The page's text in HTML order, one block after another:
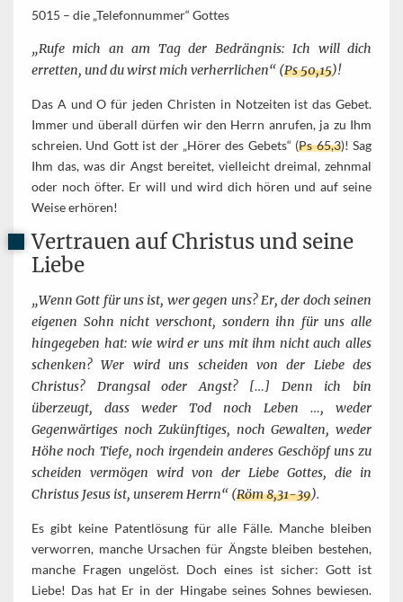
5015 – die „Telefonnummer“ Gottes
„Rufe mich an am Tag der Bedrängnis: Ich will dich
erretten, und du wirst mich verherrlichen“ (Ps 50,15)!
Das A und O für jeden Christen in Notzeiten ist das Gebet.
Immer und überall dürfen wir den Herrn anrufen, ja zu Ihm
schreien. Und Gott ist der „Hörer des Gebets“ (Ps 65,3)! Sag
Ihm das, was dir Angst bereitet, vielleicht dreimal, zehnmal
oder noch öfter. Er will und wird dich hören und auf seine
Weise erhören!
Vertrauen auf Christus und seine
Liebe
„Wenn Gott für uns ist, wer gegen uns? Er, der doch seinen
eigenen Sohn nicht verschont, sondern ihn für uns alle
hingegeben hat: wie wird er uns mit ihm nicht auch alles
schenken? Wer wird uns scheiden von der Liebe des
Christus? Drangsal oder Angst? […] Denn ich bin
überzeugt, dass weder Tod noch Leben …, weder
Gegenwärtiges noch Zukünftiges, noch Gewalten, weder
Höhe noch Tiefe, noch irgendein anderes Geschöpf uns zu
scheiden vermögen wird von der Liebe Gottes, die in
Christus Jesus ist, unserem Herrn“ (Röm 8,31-39).
Es gibt keine Patentlösung für alle Fälle. Manche bleiben
verworren, manche Ursachen für Ängste bleiben bestehen,
manche Fragen ungelöst. Doch eines ist sicher: Gott ist
Liebe! Das hat Er in der Hingabe seines Sohnes bewiesen.